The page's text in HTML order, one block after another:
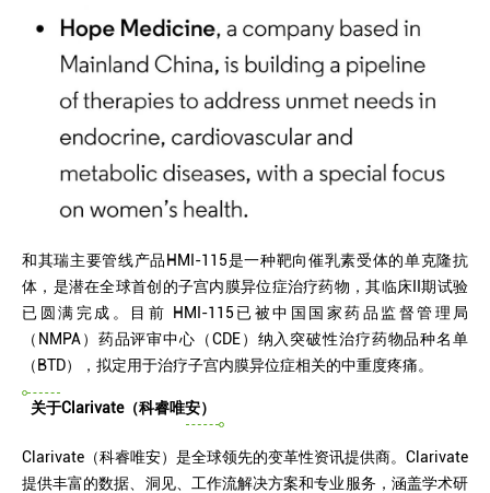
和其瑞主要管线产品HMI-115是一种靶向催乳素受体的单克隆抗
体，是潜在全球首创的子宫内膜异位症治疗药物，其临床II期试验
已圆满完成。目前 HMI-115已被中国国家药品监督管理局
（NMPA）药品评审中心（CDE）纳入突破性治疗药物品种名单
（BTD），拟定用于治疗子宫内膜异位症相关的中重度疼痛。
关于Clarivate（科睿唯安）
Clarivate（科睿唯安）是全球领先的变革性资讯提供商。Clarivate
提供丰富的数据、洞见、工作流解决方案和专业服务，涵盖学术研